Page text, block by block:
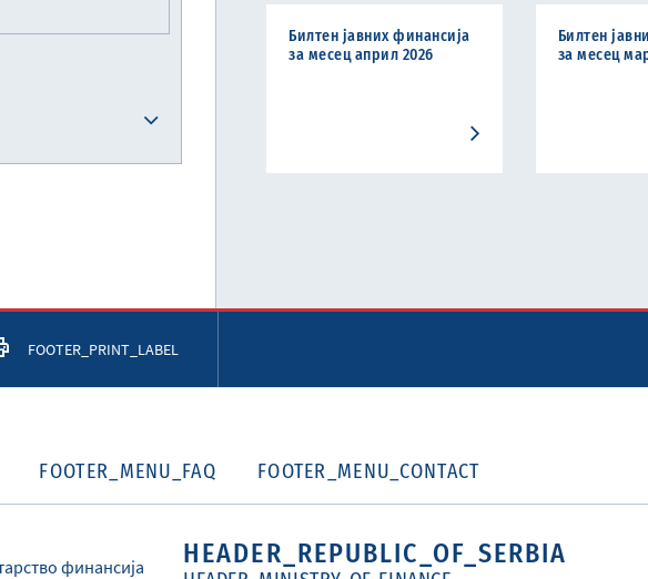
Билтен јавних финансија
за месец април 2026
Билтен
за месец
LinkedIn
FOOTER_PRINT_LABEL
FOOTER_MENU_FAQ FOOTER_MENU_CONTACT
HEADER_REPUBLIC_OF_SERBIA